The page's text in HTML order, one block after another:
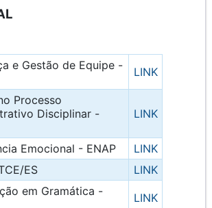
e Gestão de Equipe -
LINK
Processo
Disciplinar -
LINK
Emocional - ENAP
LINK
ES
LINK
em Gramática -
LINK